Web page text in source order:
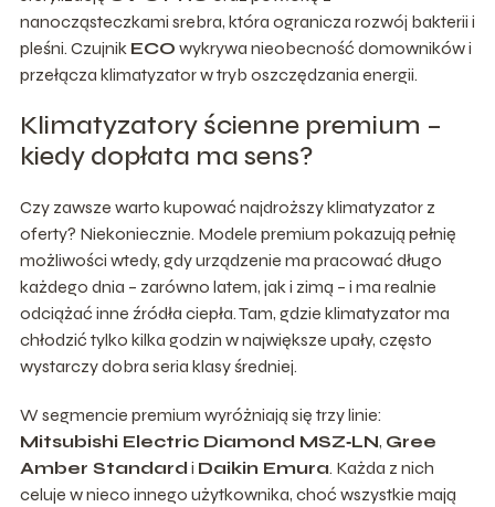
nanocząsteczkami srebra, która ogranicza rozwój bakterii i
pleśni. Czujnik ECO wykrywa nieobecność domowników i
przełącza klimatyzator w tryb oszczędzania energii.
Klimatyzatory ścienne premium –
kiedy dopłata ma sens?
Czy zawsze warto kupować najdroższy klimatyzator z
oferty? Niekoniecznie. Modele premium pokazują pełnię
możliwości wtedy, gdy urządzenie ma pracować długo
każdego dnia – zarówno latem, jak i zimą – i ma realnie
odciążać inne źródła ciepła. Tam, gdzie klimatyzator ma
chłodzić tylko kilka godzin w największe upały, często
wystarczy dobra seria klasy średniej.
W segmencie premium wyróżniają się trzy linie:
Mitsubishi Electric Diamond MSZ‑LN, Gree
Amber Standard i Daikin Emura. Każda z nich
celuje w nieco innego użytkownika, choć wszystkie mają